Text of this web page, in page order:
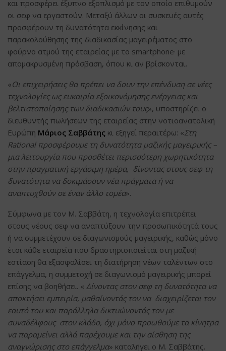
και προσφέρει έξυπνο εξοπλισμό με τον οποίο επιθυμούν
οι σεφ να εργαστούν. Μεταξύ άλλων οι συσκευές αυτές
προσφέρουν τη δυνατότητα εκκίνησης και
παρακολούθησης της διαδικασίας μαγειρέματος στο
φούρνο ατμού της εταιρείας με το smartphone· με
απομακρυσμένη πρόσβαση, όπου κι αν βρίσκονται.
«Οι επιχειρήσεις θα πρέπει να δουν την επένδυση σε νέες
τεχνολογίες ως ευκαιρία εξοικονόμησης ενέργειας και
βελτιστοποίησης των διαδικασιών τους», υποστηρίζει ο
διευθυντής πωλήσεων της εταιρείας στην νοτιοανατολική
Ευρώπη Μάριος Σαββάτης κι εξηγεί περαιτέρω: «Στη
Rational προσφέρουμε τη δυνατότητα μαζικής μαγειρικής –
μια λειτουργία που προσθέτει περισσότερη χωρητικότητα
στην πραγματική εργάσιμη ημέρα, δίνοντας στους σεφ τη
δυνατότητα να δοκιμάσουν νέα πράγματα ή να
αναπτυχθούν σε έναν άλλο τομέα».
Σύμφωνα με τον Μ. Σαββάτη, η τεχνολογία επιτρέπει
στους νέους σεφ να αναπτύξουν την προσωπικότητά τους
ή να συμμετέχουν σε διαγωνισμούς μαγειρικής, καθώς μόνο
έτσι κάθε εταιρεία που δραστηριοποιείται στη μαζική
εστίαση θα εξασφαλίσει τη διατήρηση νέων ταλέντων στο
επάγγελμα, η συμμετοχή σε διαγωνισμό μαγειρικής μπορεί
επίσης να βοηθήσει. « Δίνοντας στον σεφ τη δυνατότητα να
αποκτήσει εμπειρία, μαθαίνοντάς τον να διαχειρίζεται τον
εαυτό του και παράλληλα δικτυώνοντάς τον με
συναδέλφους στον κλάδο, όχι μόνο προωθούμε τα κίνητρα
να παραμείνει αλλά παρέχουμε και την αίσθηση της
αναγνώρισης στο επάγγελμα» καταλήγει ο Μ. Σαββάτης.